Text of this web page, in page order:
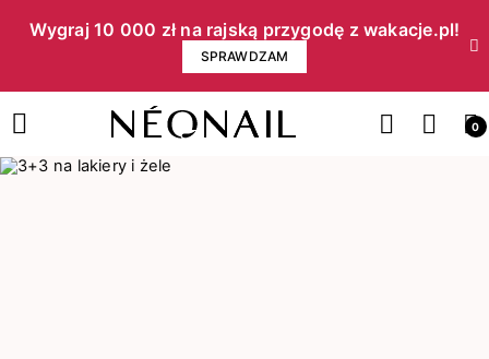
Wygraj 10 000 zł na rajską przygodę z wakacje.pl!​
SPRAWDZAM
0